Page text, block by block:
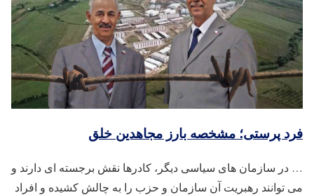
فرد پرستی؛ مشخصه بارز مجاهدین خلق
… در سازمان های سیاسی دیگر، کادرها نقش برجسته ای دارند و
می توانند رهبریت آن سازمان و حزب را به چالش کشیده و افراد